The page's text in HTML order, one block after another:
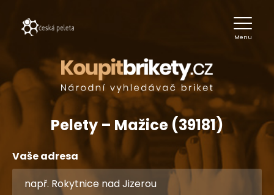
Menu
Pelety – Mažice (39181)
Vaše adresa